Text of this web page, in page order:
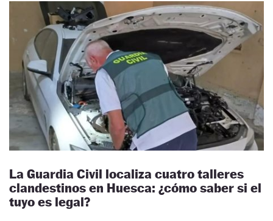
La Guardia Civil localiza cuatro talleres
clandestinos en Huesca: ¿cómo saber si el
tuyo es legal?